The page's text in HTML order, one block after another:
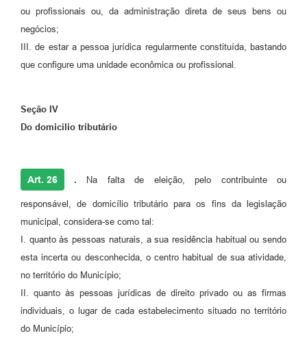
ou profissionais ou, da administração direta de seus bens ou
negócios;
III. de estar a pessoa jurídica regularmente constituída, bastando
que configure uma unidade econômica ou profissional.
Seção IV
Do domicílio tributário
Art. 26 . Na falta de eleição, pelo contribuinte ou
responsável, de domicílio tributário para os fins da legislação
municipal, considera-se como tal:
I. quanto às pessoas naturais, a sua residência habitual ou sendo
esta incerta ou desconhecida, o centro habitual de sua atividade,
no território do Município;
II. quanto às pessoas jurídicas de direito privado ou as firmas
individuais, o lugar de cada estabelecimento situado no território
do Município;